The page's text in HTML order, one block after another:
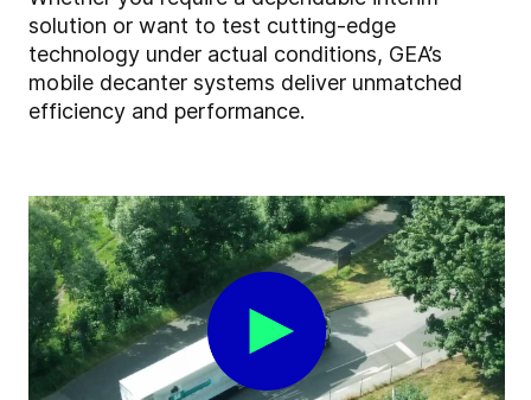
solution or want to test cutting-edge
technology under actual conditions, GEA’s
mobile decanter systems deliver unmatched
efficiency and performance.